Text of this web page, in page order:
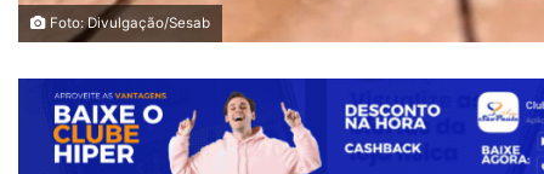
Foto: Divulgação/Sesab